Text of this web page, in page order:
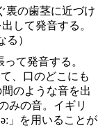
裏の歯茎に近づけ
して発音する。
る）
って発音する。
、口のどこにも
のような音を出
みの音。イギリ
」を用いることが